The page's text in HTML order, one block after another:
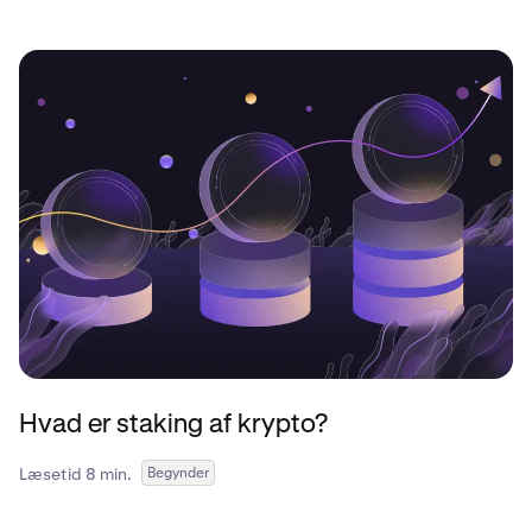
Hvad er staking af krypto?
Læsetid 8 min. Begynder